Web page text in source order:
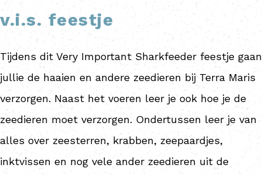
v.i.s. feestje
Tijdens dit Very Important Sharkfeeder feestje gaan
jullie de haaien en andere zeedieren bij Terra Maris
verzorgen. Naast het voeren leer je ook hoe je de
zeedieren moet verzorgen. Ondertussen leer je van
alles over zeesterren, krabben, zeepaardjes,
inktvissen en nog vele ander zeedieren uit de